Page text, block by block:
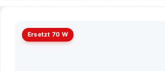
Ersetzt 70 W